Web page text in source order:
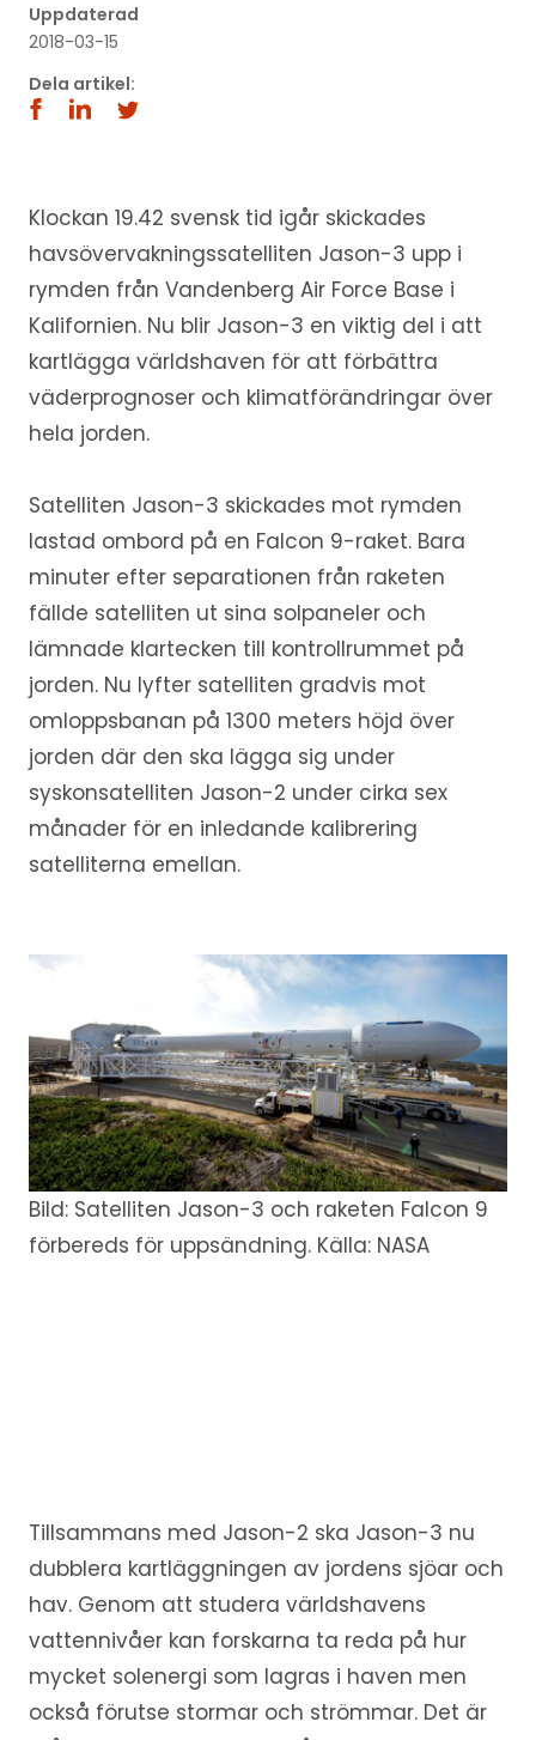
Uppdaterad
2018-03-15
Dela artikel:
Klockan 19.42 svensk tid igår skickades
havsövervakningssatelliten Jason-3 upp i
rymden från Vandenberg Air Force Base i
Kalifornien. Nu blir Jason-3 en viktig del i att
kartlägga världshaven för att förbättra
väderprognoser och klimatförändringar över
hela jorden.
Satelliten Jason-3 skickades mot rymden
lastad ombord på en Falcon 9-raket. Bara
minuter efter separationen från raketen
fällde satelliten ut sina solpaneler och
lämnade klartecken till kontrollrummet på
jorden. Nu lyfter satelliten gradvis mot
omloppsbanan på 1300 meters höjd över
jorden där den ska lägga sig under
syskonsatelliten Jason-2 under cirka sex
månader för en inledande kalibrering
satelliterna emellan.
Bild: Satelliten Jason-3 och raketen Falcon 9
förbereds för uppsändning. Källa: NASA
Tillsammans med Jason-2 ska Jason-3 nu
dubblera kartläggningen av jordens sjöar och
hav. Genom att studera världshavens
vattennivåer kan forskarna ta reda på hur
mycket solenergi som lagras i haven men
också förutse stormar och strömmar. Det är